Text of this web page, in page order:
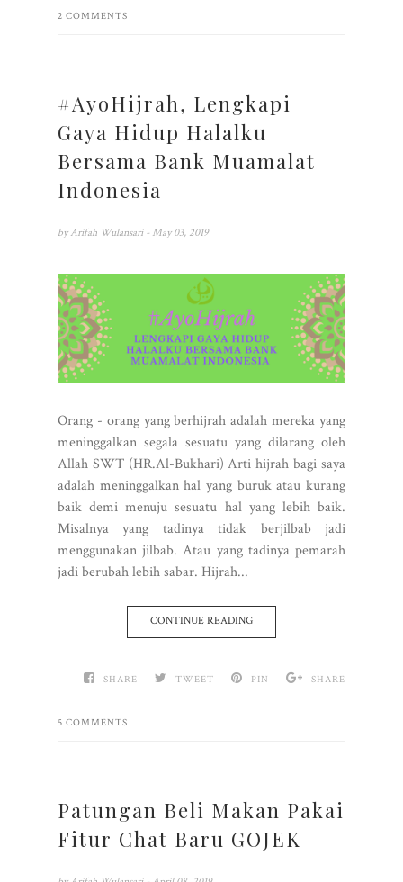
2 COMMENTS
#AyoHijrah, Lengkapi
Gaya Hidup Halalku
Bersama Bank Muamalat
Indonesia
by Arifah Wulansari - May 03, 2019
Orang - orang yang berhijrah adalah mereka yang
meninggalkan segala sesuatu yang dilarang oleh
Allah SWT (HR.Al-Bukhari) Arti hijrah bagi saya
adalah meninggalkan hal yang buruk atau kurang
baik demi menuju sesuatu hal yang lebih baik.
Misalnya yang tadinya tidak berjilbab jadi
menggunakan jilbab. Atau yang tadinya pemarah
jadi berubah lebih sabar. Hijrah...
CONTINUE READING
SHARE TWEET PIN SHARE
5 COMMENTS
Patungan Beli Makan Pakai
Fitur Chat Baru GOJEK